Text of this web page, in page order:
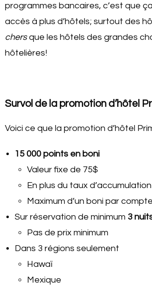
programmes bancaires, c’est que
accès à plus d’hôtels; surtout des
chersque les hôtels des grandes
hôtelières!
Survol de la promotion d’hôtel
Voici ce que la promotion d’hôtel
15 000 points en boni
Valeur fixe de 75$
En plus du taux
Maximum d’un boni par compte
Sur réservation de minimum 3
Pas de prix minimum
Dans 3 régions seulement
Hawaï
Mexique